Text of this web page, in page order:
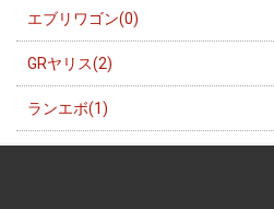
エブリワゴン(0)
GRヤリス(2)
ランエボ(1)